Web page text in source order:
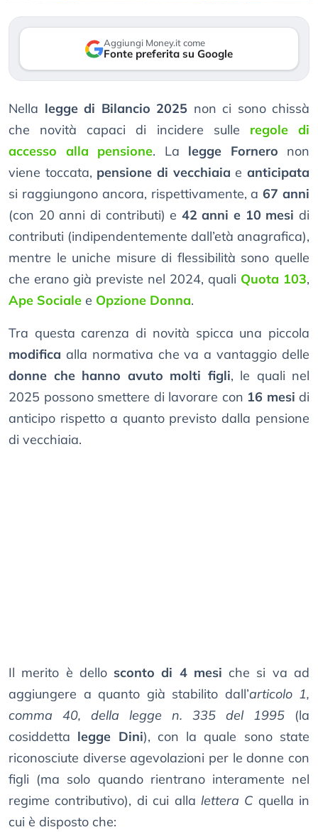
Aggiungi Money.it come
Fonte preferita su Google
Nella legge di Bilancio 2025 non ci sono chissà
che novità capaci di incidere sulle regole di
accesso alla pensione. La legge Fornero non
viene toccata, pensione di vecchiaia eanticipata
si raggiungono ancora, rispettivamente, a67 anni
(con 20 anni di contributi) e 42 anni e 10 mesi di
contributi (indipendentemente dall’età anagrafica),
mentre le uniche misure di flessibilità sono quelle
che erano già previste nel 2024, quali Quota 103,
Ape Sociale e Opzione Donna.
Tra questa carenza di novità spicca una piccola
modifica alla normativa che va a vantaggio delle
donne che hanno avuto molti figli, le quali nel
2025 possono smettere di lavorare con 16 mesi di
anticipo rispetto a quanto previsto dalla pensione
di vecchiaia.
Il merito è dello sconto di 4 mesi che si va ad
aggiungere a quanto già stabilito dall’articolo 1,
comma 40, della legge n. 335 del 1995 (la
cosiddetta legge Dini), con la quale sono state
riconosciute diverse agevolazioni per le donne con
figli (ma solo quando rientrano interamente nel
regime contributivo), di cui alla lettera C quella in
cui è disposto che: